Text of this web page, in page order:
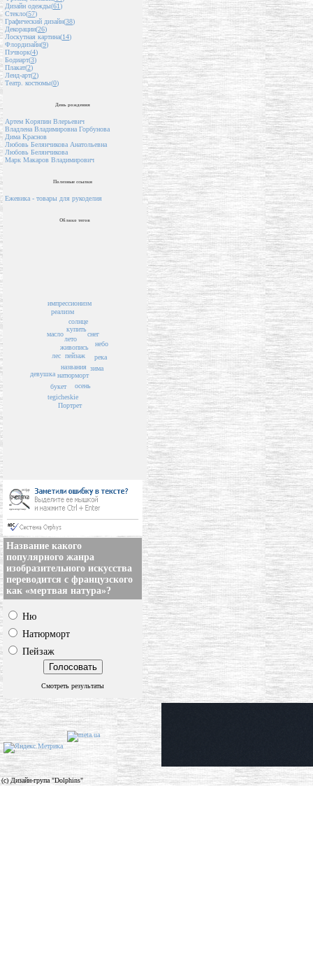
Дизайн одежды(61)
Стекло(57)
Графический дизайн(38)
Декорации(26)
Лоскутная картина(14)
Флордизайн(9)
Пэчворк(4)
Бодиарт(3)
Плакат(2)
Ленд-арт(2)
Театр. костюмы(0)
День рождения
Артем Коряпин Влерьевич
Владлена Владимировна Горбунова
Дима Краснов
Любовь Белянчикова Анатольевна
Любовь Белянчикова
Марк Макаров Владимирович
Полезные ссылки
Ежевика - товары для рукоделия
Облако тегов
пейзаж
названия
живопись
лето
натюрморт
купить
солнце
лес
зима
осень
букет
масло
река
снег
tegicheskie
реализм
небо
импрессионизм
Портрет
девушка
Название какого
популярного жанра
изобразительного искусства
переводится с французского
как «мертвая натура»?
Ню
Натюрморт
Пейзаж
Смотреть результаты
(c) Дизайн-група "Dolphins"